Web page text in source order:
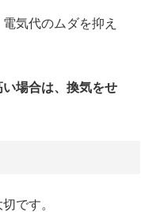
気代のムダを抑え
場合は、換気をせ
です。